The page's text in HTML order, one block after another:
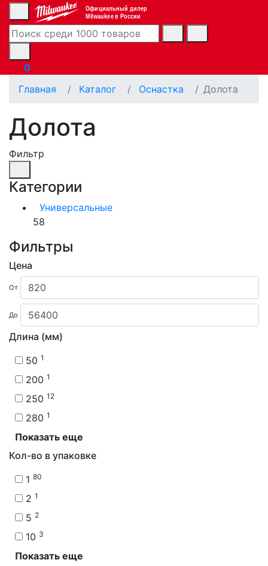
Официальный дилер
Milwaukee в России
0
Главная
Каталог Оснастка Долота
Долота
Фильтр
Категории
Универсальные
58
Фильтры
Цена
От
До
Длина (мм)
50 1
200 1
250 12
280 1
Показать еще
Кол-во в упаковке
1 80
2 1
5 2
10 3
Показать еще